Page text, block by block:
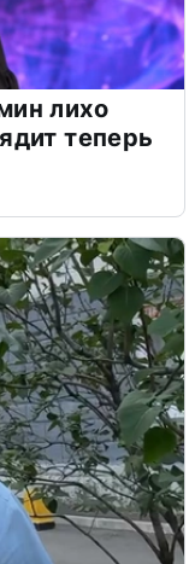
лихо
теперь